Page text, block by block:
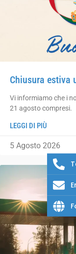
Chiusura estiva
Vi informiamo che i
21 agosto compresi.
LEGGI DI PIÙ
5 Agosto 2026